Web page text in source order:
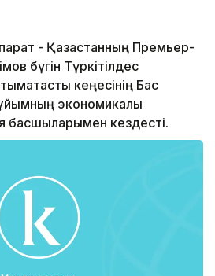
- Қазақстанның Премьер-
бүгін Түркітілдес
кеңесінің Бас
экономикалық
басшыларымен кездесті.